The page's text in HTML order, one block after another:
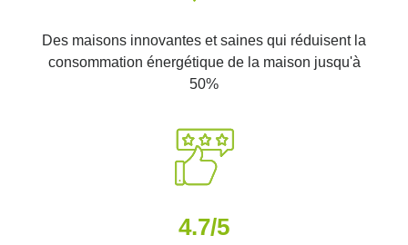
Des maisons innovantes et saines qui réduisent la
consommation énergétique de la maison jusqu'à
50%
4.7/5